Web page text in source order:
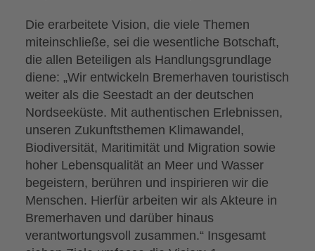
Die erarbeitete Vision, die viele Themen
miteinschließe, sei die wesentliche Botschaft,
die allen Beteiligen als Handlungsgrundlage
diene: „Wir entwickeln Bremerhaven touristisch
weiter als die Seestadt an der deutschen
Nordseeküste. Mit authentischen Erlebnissen,
unseren Zukunftsthemen Klimawandel,
Biodiversität, Maritimität und Migration sowie
hoher Lebensqualität an Meer und Wasser
begeistern, berühren und inspirieren wir die
Menschen. Hierfür arbeiten wir als Akteure in
Bremerhaven und darüber hinaus
verantwortungsvoll zusammen.“ Insgesamt